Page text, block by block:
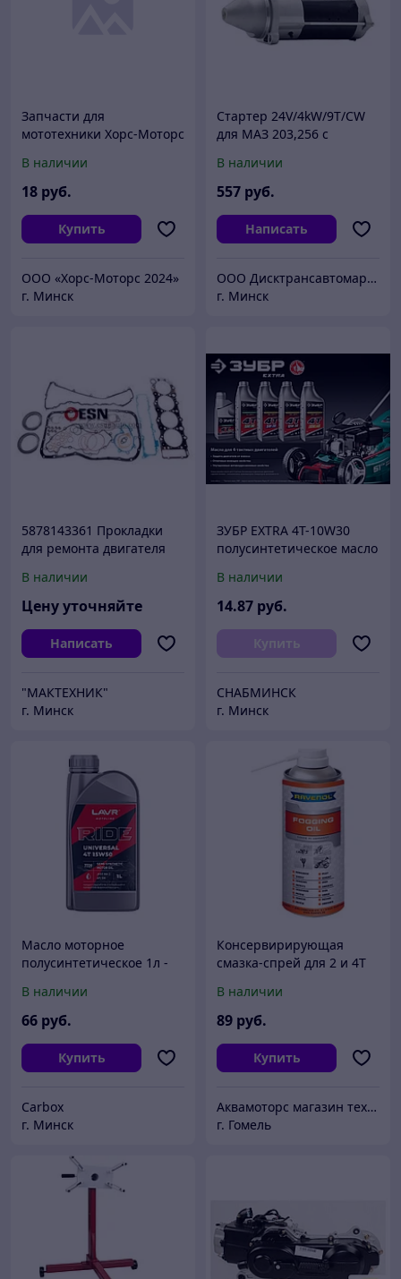
Запчасти для
мототехники Хорс-Моторс
38Т (4х70х54) MM1 ALP
023-01.6 товарный знак
ХОРС
В наличии
18 руб.
Купить
ООО «Хорс-Моторс 2024»
г. Минск
Стартер 24V/4kW/9Т/CW
для МАЗ 203,256 с
В наличии
557 руб.
Написать
ООО Дисктрансавтомаркет
г. Минск
5878143361 Прокладки
для ремонта двигателя
5878154801/5878143361 )
В наличии
Цену уточняйте
Написать
"МАКТЕХНИК"
г. Минск
ЗУБР EXTRA 4Т-10W30
полусинтетическое масло
двигателей, 1 л
В наличии
14.87 руб.
Купить
СНАБМИНСК
г. Минск
Масло моторное
полусинтетическое 1л -
высокопроизводительны
ми двигателями RIDE
UNIVERSAL 4Т
В наличии
66 руб.
Купить
Carbox
г. Минск
Консервирирующая
смазка-спрей для 2 и 4Т
Fogging Oil 400ml
В наличии
89 руб.
Купить
Аквамоторс магазин техники
г. Гомель